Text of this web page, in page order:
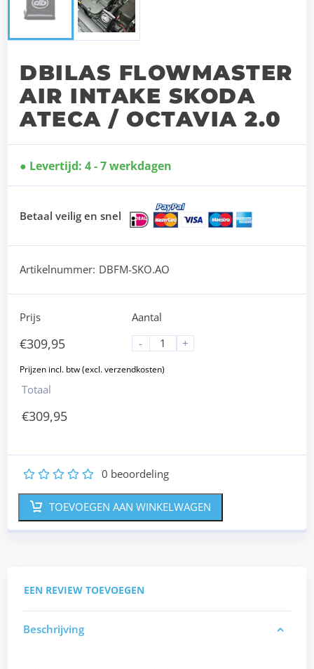
DBILAS FLOWMASTER
AIR INTAKE SKODA
ATECA / OCTAVIA 2.0
Levertijd: 4 - 7 werkdagen
Betaal veilig en snel
Artikelnummer: DBFM-SKO.AO
Prijs
€309,95
Aantal
-
+
Totaal
€309,95
5
4
3
2 0 beoordeling
TOEVOEGEN AAN WINKELWAGEN
EEN REVIEW TOEVOEGEN
Beschrijving